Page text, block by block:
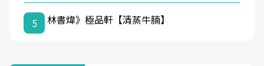
5 林書煒》極品軒【清蒸牛腩】